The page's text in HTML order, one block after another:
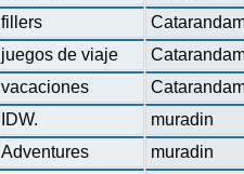
fillers
juegos de viaje
vacaciones
IDW. muradin
Adventures muradin